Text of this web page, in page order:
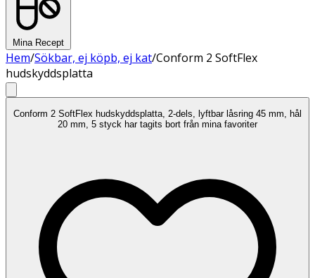
Mina Recept
Hem/Sökbar, ej köpb, ej kat/Conform 2 SoftFlex
hudskyddsplatta
Conform 2 SoftFlex hudskyddsplatta, 2-dels, lyftbar låsring 45 mm, hål
20 mm, 5 styck har tagits bort från mina favoriter